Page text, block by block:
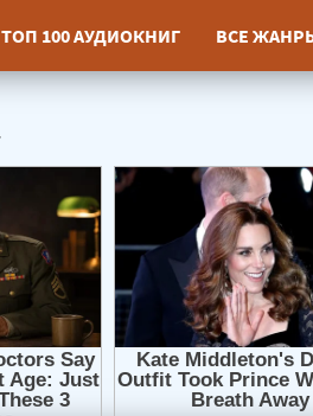
ТОП 100 АУДИОКНИГ ВСЕ